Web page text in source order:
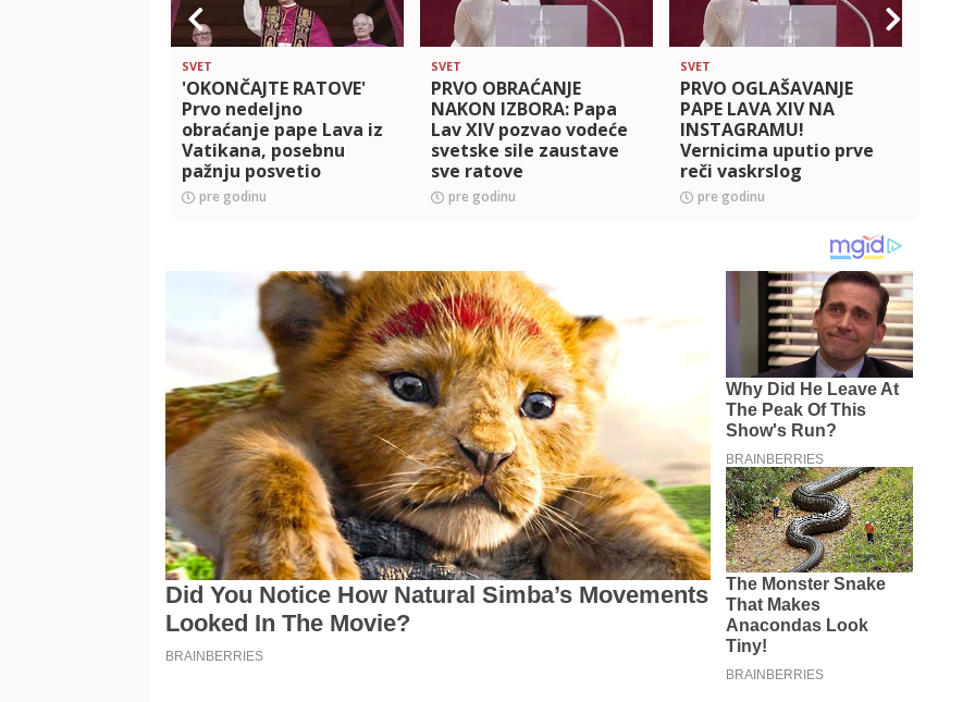
SVET
'OKONČAJTE RATOVE'
Prvo nedeljno
obraćanje pape Lava iz
Vatikana, posebnu
pažnju posvetio
Ukrajini i Gazi
pre godinu
SVET
PRVO OBRAĆANJE
NAKON IZBORA: Papa
Lav XIV pozvao vodeće
svetske sile zaustave
sve ratove
pre godinu
SVET
PRVO OGLAŠAVANJE
PAPE LAVA XIV NA
INSTAGRAMU!
Vernicima uputio prve
reči vaskrslog
Spasitelja
pre godinu